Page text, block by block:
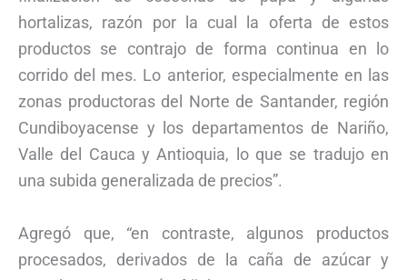
hortalizas, razón por la cual la oferta de estos
productos se contrajo de forma continua en lo
corrido del mes. Lo anterior, especialmente en las
zonas productoras del Norte de Santander, región
Cundiboyacense y los departamentos de Nariño,
Valle del Cauca y Antioquia, lo que se tradujo en
una subida generalizada de precios”.
Agregó que, “en contraste, algunos productos
procesados, derivados de la caña de azúcar y